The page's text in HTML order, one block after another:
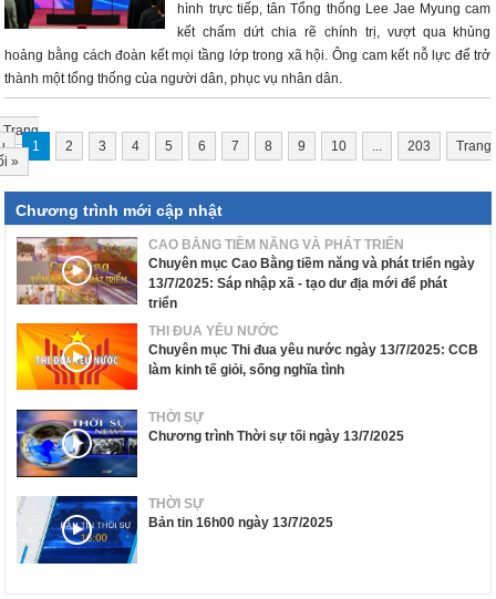
hình trực tiếp, tân Tổng thống Lee Jae Myung cam
kết chấm dứt chia rẽ chính trị, vượt qua khủng
hoảng bằng cách đoàn kết mọi tầng lớp trong xã hội. Ông cam kết nỗ lực để trở
thành một tổng thống của người dân, phục vụ nhân dân.
Trang
1 2 3 4 5 6 7 8 9 10 ... 203
Trang
»
Chương trình mới cập nhật
CAO BẰNG TIỀM NĂNG VÀ PHÁT TRIỂN
Chuyên mục Cao Bằng tiềm năng và phát triển ngày
13/7/2025: Sáp nhập xã - tạo dư địa mới để phát
triển
THI ĐUA YÊU NƯỚC
Chuyên mục Thi đua yêu nước ngày 13/7/2025: CCB
làm kinh tế giỏi, sống nghĩa tình
THỜI SỰ
Chương trình Thời sự tối ngày 13/7/2025
THỜI SỰ
Bản tin 16h00 ngày 13/7/2025